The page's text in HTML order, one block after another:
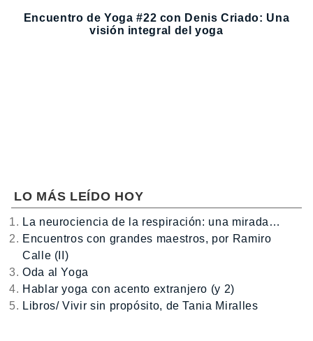
Encuentro de Yoga #22 con Denis Criado: Una
visión integral del yoga
LO MÁS LEÍDO HOY
La neurociencia de la respiración: una mirada…
Encuentros con grandes maestros, por Ramiro
Calle (II)
Oda al Yoga
Hablar yoga con acento extranjero (y 2)
Libros/ Vivir sin propósito, de Tania Miralles